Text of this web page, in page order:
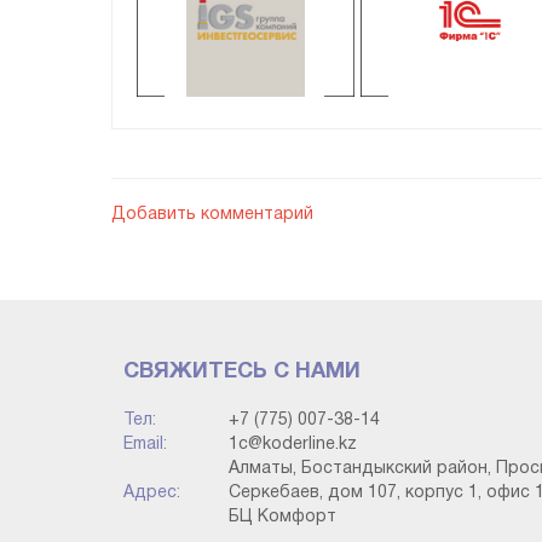
Добавить комментарий
СВЯЖИТЕСЬ С НАМИ
Тел:
+7 (775) 007-38-14
Email:
1c@koderline.kz
Адрес:
Алматы, Бостандыкский район,
Серкебаев, дом 107, корпус 1, офис
БЦ Комфорт